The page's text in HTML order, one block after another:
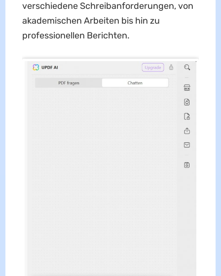
verschiedene Schreibanforderungen, von
akademischen Arbeiten bis hin zu
professionellen Berichten.